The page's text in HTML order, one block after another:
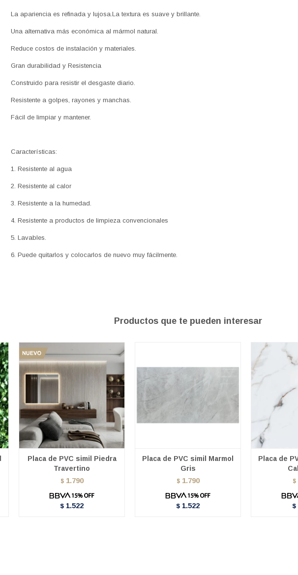
La apariencia es refinada y lujosa.La textura es suave y brillante.
Una alternativa más económica al mármol natural.
Reduce costos de instalación y materiales.
Gran durabilidad y Resistencia
Construido para resistir el desgaste diario.
Resistente a golpes, rayones y manchas.
Fácil de limpiar y mantener.
Características:
1. Resistente al agua
2. Resistente al calor
3. Resistente a la humedad.
4. Resistente a productos de limpieza convencionales
5. Lavables.
6. Puede quitarlos y colocarlos de nuevo muy fácilmente.
Productos que te pueden interesar
Placa de PVC simil Piedra
Travertino
$ 1.790
$ 1.522
Placa de PVC simil Marmol
Gris
$ 1.790
$ 1.522
Placa de
$
$